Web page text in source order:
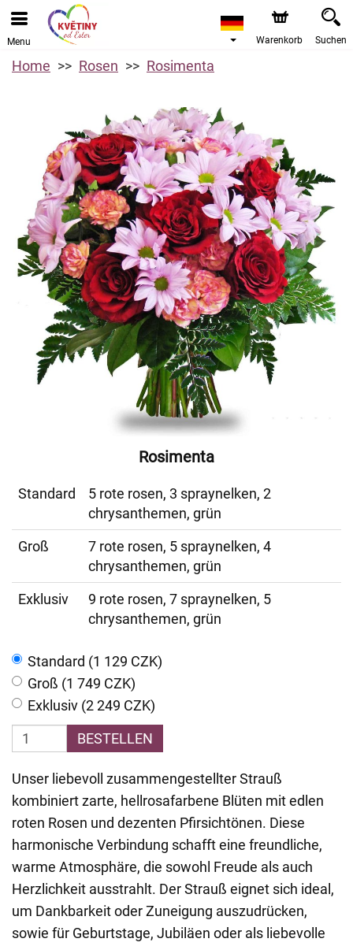
Menu Warenkorb Suchen
Home Rosen Rosimenta
Rosimenta
Standard
5 rote rosen, 3 spraynelken, 2
chrysanthemen, grün
Groß
7 rote rosen, 5 spraynelken, 4
chrysanthemen, grün
Exklusiv
9 rote rosen, 7 spraynelken, 5
chrysanthemen, grün
Standard (1 129 CZK)
Groß (1 749 CZK)
Exklusiv (2 249 CZK)
BESTELLEN
Unser liebevoll zusammengestellter Strauß
kombiniert zarte, hellrosafarbene Blüten mit edlen
roten Rosen und dezenten Pfirsichtönen. Diese
harmonische Verbindung schafft eine freundliche,
warme Atmosphäre, die sowohl Freude als auch
Herzlichkeit ausstrahlt. Der Strauß eignet sich ideal,
um Dankbarkeit oder Zuneigung auszudrücken,
sowie für Geburtstage, Jubiläen oder als liebevolle